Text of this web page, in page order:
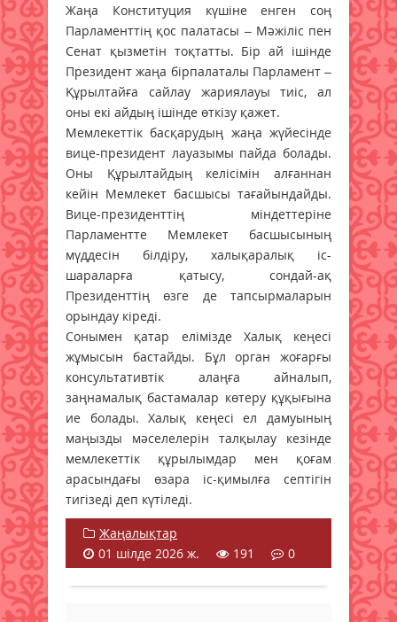
Жаңа Конституция күшіне енген соң
Парламенттің қос палатасы – Мәжіліс пен
Сенат қызметін тоқтатты. Бір ай ішінде
Президент жаңа бірпалаталы Парламент –
Құрылтайға сайлау жариялауы тиіс, ал
оны екі айдың ішінде өткізу қажет.
Мемлекеттік басқарудың жаңа жүйесінде
вице-президент лауазымы пайда болады.
Оны Құрылтайдың келісімін алғаннан
кейін Мемлекет басшысы тағайындайды.
Вице-президенттің міндеттеріне
Парламентте Мемлекет басшысының
мүддесін білдіру, халықаралық іс-
шараларға қатысу, сондай-ақ
Президенттің өзге де тапсырмаларын
орындау кіреді.
Сонымен қатар елімізде Халық кеңесі
жұмысын бастайды. Бұл орган жоғарғы
консультативтік алаңға айналып,
заңнамалық бастамалар көтеру құқығына
ие болады. Халық кеңесі ел дамуының
маңызды мәселелерін талқылау кезінде
мемлекеттік құрылымдар мен қоғам
арасындағы өзара іс-қимылға септігін
тигізеді деп күтіледі.
Жаңалықтар
01 шілде 2026 ж.
191 0